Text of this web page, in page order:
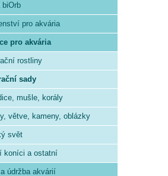
biOrb
pro akvária
pro akvária
rostliny
sady
mušle, korály
větve, kameny, oblázky
svět
koníci a ostatní
údržba akvárií